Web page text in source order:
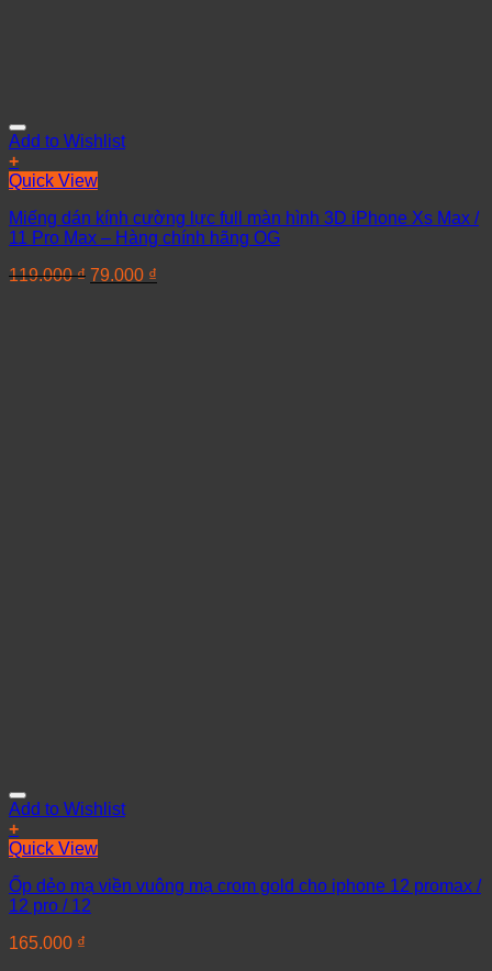
Add to Wishlist
+
Quick View
Miếng dán kính cường lực full màn hình 3D iPhone Xs Max /
11 Pro Max – Hàng chính hãng OG
119.000₫ 79.000 ₫
Add to Wishlist
+
Quick View
Ốp dẻo mạ viền vuông mạ crom gold cho iphone 12 promax /
12 pro / 12
165.000 ₫